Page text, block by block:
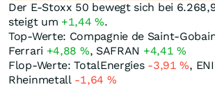
Der E-Stoxx 50 bewegt sich bei
steigt um +1,44%.
Top-Werte: Compagnie de Saint-
Ferrari +4,88 %, SAFRAN +4,41%
Flop-Werte: TotalEnergies -3,91%, ENI
Rheinmetall -1,64 %